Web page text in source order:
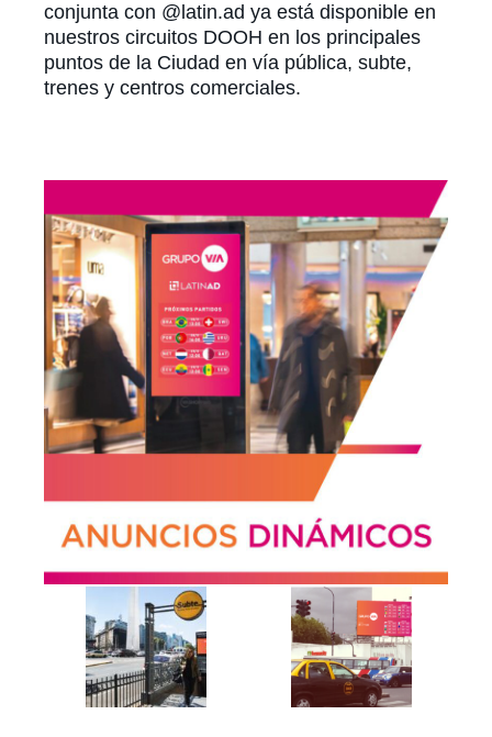
conjunta con @latin.ad ya está disponible en
nuestros circuitos DOOH en los principales
puntos de la Ciudad en vía pública, subte,
trenes y centros comerciales.